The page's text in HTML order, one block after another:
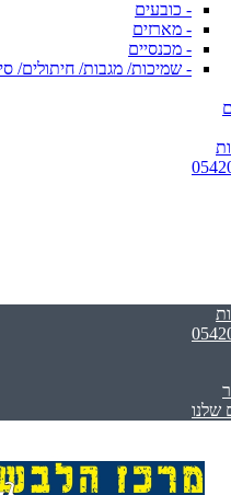
- כובעים
- מארזים
- מכנסיים
- שמיכות/ מגבות/ חיתולים/
שלנו